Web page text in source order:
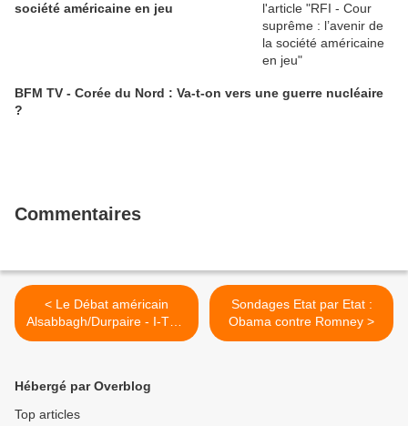
société américaine en jeu
BFM TV - Corée du Nord : Va-t-on vers une guerre nucléaire
?
Commentaires
< Le Débat américain
Alsabbagh/Durpaire - I-Télé
- 28-10-2012
Sondages Etat par Etat :
Obama contre Romney >
Hébergé par Overblog
Top articles